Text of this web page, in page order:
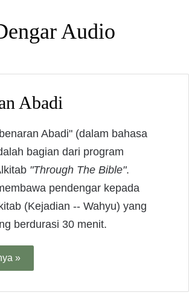
Audio
Abadi
Abadi" (dalam bahasa
bagian dari program
"Through The Bible".
pendengar kepada
(Kejadian -- Wahyu) yang
berdurasi 30 menit.
»